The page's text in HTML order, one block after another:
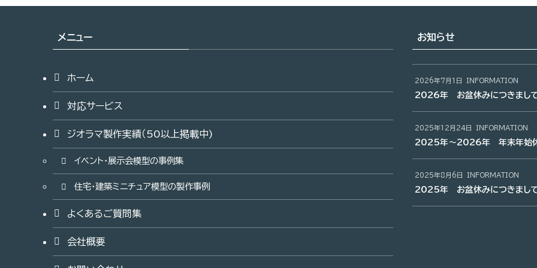
メニュー
ホーム
対応サービス
ジオラマ製作実績（50以上掲載中)
イベント・展示会模型の事例集
住宅・建築ミニチュア模型の製作事例
よくあるご質問集
会社概要
お知らせ
2026年7月1日 INFORMATION
2026年 お盆休みにつきまし
2025年12月24日 INFORMATION
2025年～2026年 年末年始休
2025年8月6日 INFORMATION
2025年 お盆休みにつきまし